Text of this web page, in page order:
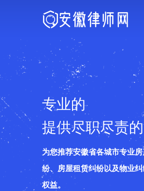
专业的
提供尽职尽责
为您推荐安徽省各城市专业
纷、房屋租赁纠纷以及物业
权益。